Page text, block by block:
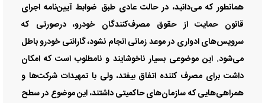
همانطور که می‌دانید، در حالت عادی طبق ضوابط آیین‌نامه اجرای
قانون حمایت از حقوق مصرف‌کنندگان خودرو، درصورتی که
سرویس‌های ادواری در موعد زمانی انجام نشود، گارانتی خودرو باطل
می‌شود. این موضوعی بسیار ناخوشایند و نامطلوب است که امکان
داشت برای مصرف کننده اتفاق بیفتد، ولی با تمهیدات شرکت‌ها و
همراهی‌هایی که سازمان‌های حاکمیتی داشتند، این موضوع در سطح